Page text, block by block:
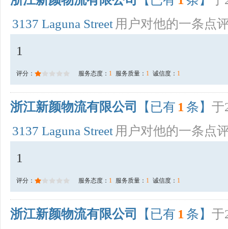
3137 Laguna Street 用户对他的一条点
1
评分： 服务态度： 1 服务质量： 1 诚信度： 1
浙江新颜物流有限公司 【已有 1 条】 于
3137 Laguna Street 用户对他的一条点
1
评分： 服务态度： 1 服务质量： 1 诚信度： 1
浙江新颜物流有限公司 【已有 1 条】 于